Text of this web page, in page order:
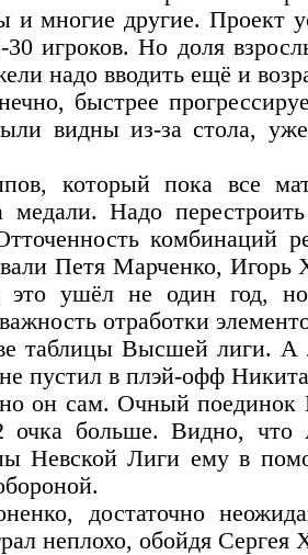
и многие другие. Проект
игроков. Но доля
надо вводить ещё и
быстрее
видны из-за стола,
который пока все
медали. Надо
комбинаций
Петя Марченко,
ушёл не один год,
отработки
таблицы Высшей лиги. А
пустил в плэй-офф
он сам. Очный поединок
больше. Видно, что
Невской Лиги ему в
достаточно
неплохо, обойдя Сергея